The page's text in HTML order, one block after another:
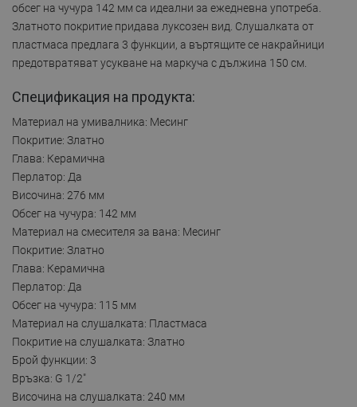
обсег на чучура 142 мм са идеални за ежедневна употреба.
Златното покритие придава луксозен вид. Слушалката от
пластмаса предлага 3 функции, а въртящите се накрайници
предотвратяват усукване на маркуча с дължина 150 см.
Спецификация на продукта:
Материал на умивалника: Месинг
Покритие: Златно
Глава: Керамична
Перлатор: Да
Височина: 276 мм
Обсег на чучура: 142 мм
Материал на смесителя за вана: Месинг
Покритие: Златно
Глава: Керамична
Перлатор: Да
Обсег на чучура: 115 мм
Материал на слушалката: Пластмаса
Покритие на слушалката: Златно
Брой функции: 3
Връзка: G 1/2"
Височина на слушалката: 240 мм